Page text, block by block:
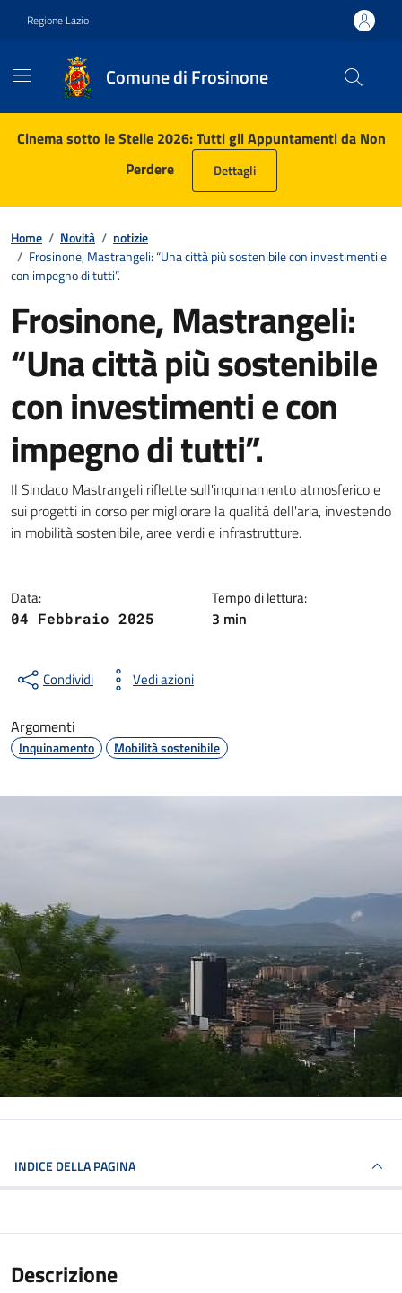
Regione Lazio
Comune di Frosinone
Contenuti in evidenza
Cinema sotto le Stelle 2026: Tutti gli Appuntamenti da Non
Perdere
Dettagli
Home / Novità / notizie
/ Frosinone, Mastrangeli: “Una città più sostenibile con investimenti e
con impegno di tutti”.
Frosinone, Mastrangeli:
“Una città più sostenibile
con investimenti e con
impegno di tutti”.
Dettagli della notizia
Il Sindaco Mastrangeli riflette sull'inquinamento atmosferico e
sui progetti in corso per migliorare la qualità dell'aria, investendo
in mobilità sostenibile, aree verdi e infrastrutture.
Data:
04 Febbraio 2025
Tempo di lettura:
3 min
Condividi Vedi azioni
Argomenti
Inquinamento Mobilità sostenibile
INDICE DELLA PAGINA
Descrizione